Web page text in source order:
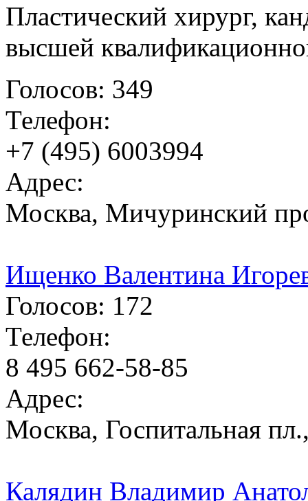
Пластический хирург,
высшей
Голосов: 349
Телефон:
+7 (495) 6003994
Адрес:
Москва, Мичуринский
Ищенко Валентина
Голосов: 172
Телефон:
8 495 662-58-85
Адрес:
Москва, Госпитальная
Калядин Владимир